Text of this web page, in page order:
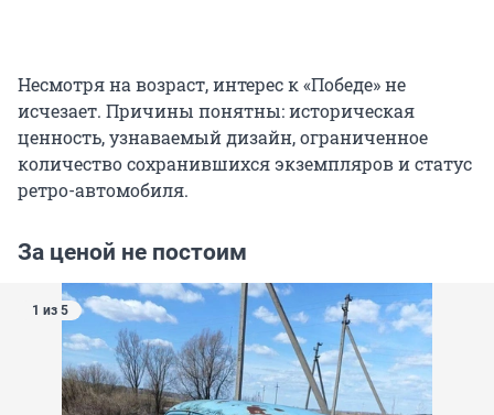
Несмотря на возраст, интерес к «Победе» не
исчезает. Причины понятны: историческая
ценность, узнаваемый дизайн, ограниченное
количество сохранившихся экземпляров и статус
ретро-автомобиля.
За ценой не постоим
1 из 5